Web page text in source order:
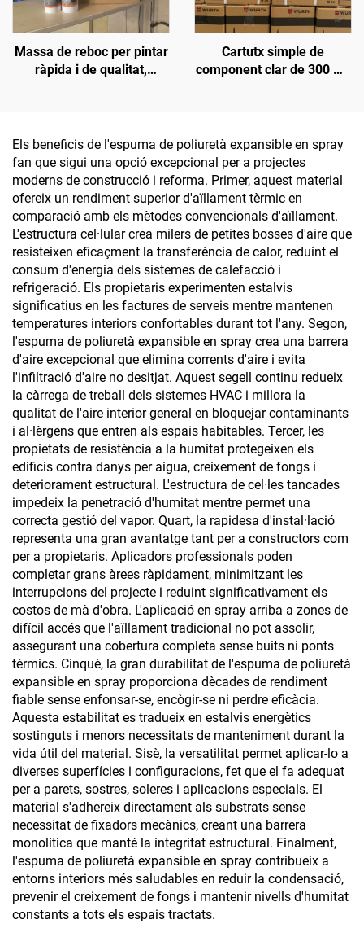
Massa de reboc per pintar
ràpida i de qualitat,
Cartutx simple de
component clar de 300 ml,
Els beneficis de l'espuma de poliuretà expansible en spray
fan que sigui una opció excepcional per a projectes
moderns de construcció i reforma. Primer, aquest material
ofereix un rendiment superior d'aïllament tèrmic en
comparació amb els mètodes convencionals d'aïllament.
L'estructura cel·lular crea milers de petites bosses d'aire que
resisteixen eficaçment la transferència de calor, reduint el
consum d'energia dels sistemes de calefacció i
refrigeració. Els propietaris experimenten estalvis
significatius en les factures de serveis mentre mantenen
temperatures interiors confortables durant tot l'any. Segon,
l'espuma de poliuretà expansible en spray crea una barrera
d'aire excepcional que elimina corrents d'aire i evita
l'infiltració d'aire no desitjat. Aquest segell continu redueix
la càrrega de treball dels sistemes HVAC i millora la
qualitat de l'aire interior general en bloquejar contaminants
i al·lèrgens que entren als espais habitables. Tercer, les
propietats de resistència a la humitat protegeixen els
edificis contra danys per aigua, creixement de fongs i
deteriorament estructural. L'estructura de cel·les tancades
impedeix la penetració d'humitat mentre permet una
correcta gestió del vapor. Quart, la rapidesa d'instal·lació
representa una gran avantatge tant per a constructors com
per a propietaris. Aplicadors professionals poden
completar grans àrees ràpidament, minimitzant les
interrupcions del projecte i reduint significativament els
costos de mà d'obra. L'aplicació en spray arriba a zones de
difícil accés que l'aïllament tradicional no pot assolir,
assegurant una cobertura completa sense buits ni ponts
tèrmics. Cinquè, la gran durabilitat de l'espuma de poliuretà
expansible en spray proporciona dècades de rendiment
fiable sense enfonsar-se, encògir-se ni perdre eficàcia.
Aquesta estabilitat es tradueix en estalvis energètics
sostinguts i menors necessitats de manteniment durant la
vida útil del material. Sisè, la versatilitat permet aplicar-lo a
diverses superfícies i configuracions, fet que el fa adequat
per a parets, sostres, soleres i aplicacions especials. El
material s'adhereix directament als substrats sense
necessitat de fixadors mecànics, creant una barrera
monolítica que manté la integritat estructural. Finalment,
l'espuma de poliuretà expansible en spray contribueix a
entorns interiors més saludables en reduir la condensació,
prevenir el creixement de fongs i mantenir nivells d'humitat
constants a tots els espais tractats.